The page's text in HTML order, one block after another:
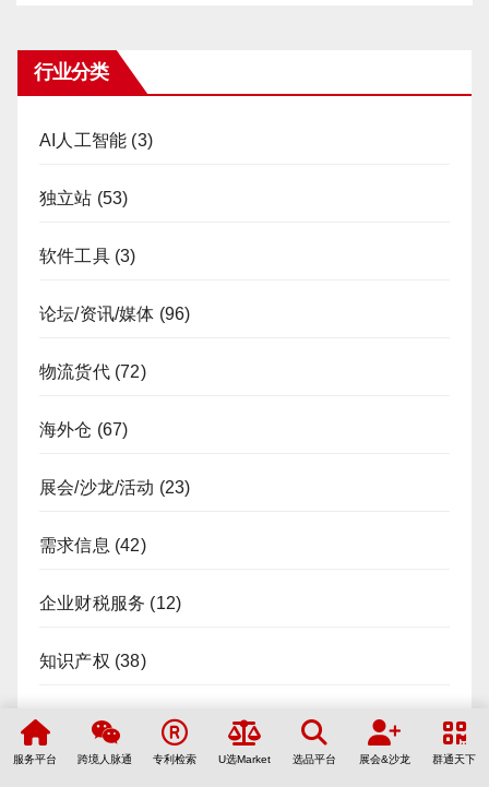
行业分类
AI人工智能 (3)
独立站 (53)
软件工具(3)
论坛/资讯/媒体 (96)
物流货代(72)
海外仓 (67)
展会/沙龙/活动 (23)
需求信息 (42)
企业财税服务 (12)
知识产权 (38)
工厂/货盘/货源 (53)
服务平台 跨境人脉通 专利检索 U选Market 选品平台 展会&沙龙 群通天下